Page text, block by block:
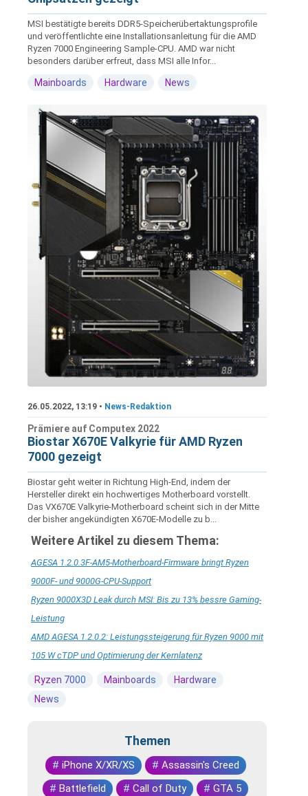
MSI bestätigte bereits DDR5-Speicherübertaktungsprofile
und veröffentlichte eine Installationsanleitung für die AMD
Ryzen 7000 Engineering Sample-CPU. AMD war nicht
besonders darüber erfreut, dass MSI alle Infor...
Mainboards Hardware News
26.05.2022, 13:19 • News-Redaktion
Prämiere auf Computex 2022
Biostar X670E Valkyrie für AMD Ryzen
7000 gezeigt
Biostar geht weiter in Richtung High-End, indem der
Hersteller direkt ein hochwertiges Motherboard vorstellt.
Das VX670E Valkyrie-Motherboard scheint sich in der Mitte
der bisher angekündigten X670E-Modelle zu b...
Weitere Artikel zu diesem Thema:
AGESA 1.2.0.3F-AM5-Motherboard-Firmware bringt Ryzen
9000F- und 9000G-CPU-Support
Ryzen 9000X3D Leak durch MSI: Bis zu 13% bessre Gaming-
Leistung
AMD AGESA 1.2.0.2: Leistungssteigerung für Ryzen 9000 mit
105 W cTDP und Optimierung der Kernlatenz
Ryzen 7000 Mainboards
Hardware
News
Themen
# iPhone X/XR/XS # Assassin's Creed
# Battlefield # Call of Duty # GTA 5